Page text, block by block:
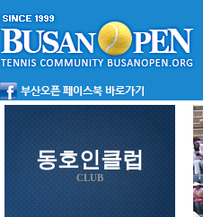
동호인클럽
CLUB